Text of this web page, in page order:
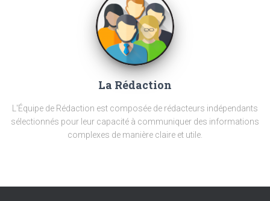
La Rédaction
L'Équipe de Rédaction est composée de rédacteurs indépendants
sélectionnés pour leur capacité à communiquer des informations
complexes de manière claire et utile.